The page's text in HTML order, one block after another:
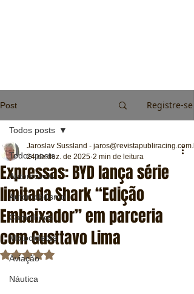
Post Registre-se
Todos posts
Automóveis
Automobilismo
Caminhões
Motocicletas
Aviação
Náutica
Todos posts
Expressas: BYD lança série
limitada Shark “Edição
Embaixador” em parceria
com Gusttavo Lima
Jaroslav Sussland -
24 de dez. de 2025 2 min de leitura
Avaliado com NaN de 5 estrelas.